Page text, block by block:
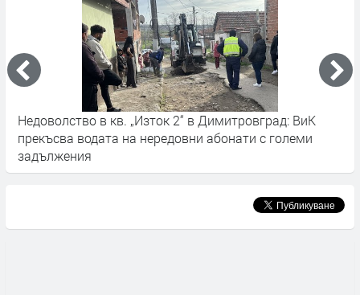
Недоволство в кв. „Изток 2“ в Димитровград: ВиК
прекъсва водата на нередовни абонати с големи
задължения